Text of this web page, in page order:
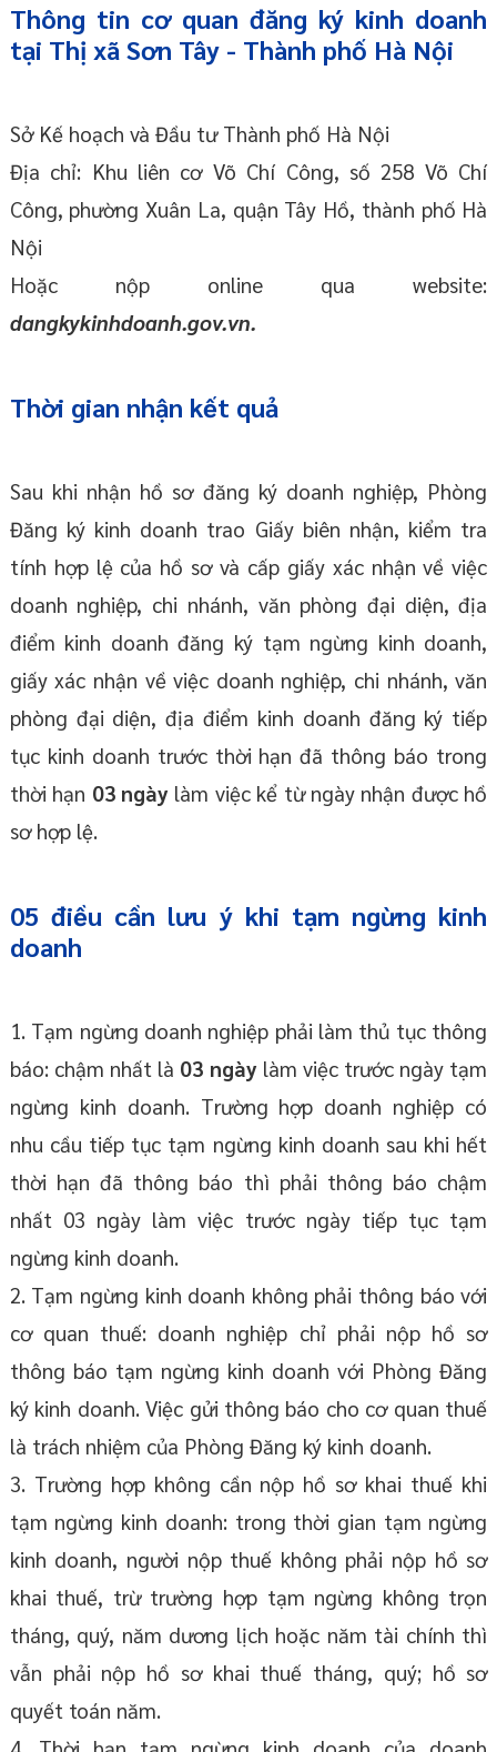
Thông tin cơ quan đăng ký kinh doanh
tại Thị xã Sơn Tây - Thành phố Hà Nội
Sở Kế hoạch và Đầu tư Thành phố Hà Nội
Địa chỉ: Khu liên cơ Võ Chí Công, số 258 Võ Chí
Công, phường Xuân La, quận Tây Hồ, thành phố Hà
Nội
Hoặc nộp online qua website:
dangkykinhdoanh.gov.vn.
Thời gian nhận kết quả
Sau khi nhận hồ sơ đăng ký doanh nghiệp, Phòng
Đăng ký kinh doanh trao Giấy biên nhận, kiểm tra
tính hợp lệ của hồ sơ và cấp giấy xác nhận về việc
doanh nghiệp, chi nhánh, văn phòng đại diện, địa
điểm kinh doanh đăng ký tạm ngừng kinh doanh,
giấy xác nhận về việc doanh nghiệp, chi nhánh, văn
phòng đại diện, địa điểm kinh doanh đăng ký tiếp
tục kinh doanh trước thời hạn đã thông báo trong
thời hạn 03 ngày làm việc kể từ ngày nhận được hồ
sơ hợp lệ.
05 điều cần lưu ý khi tạm ngừng kinh
doanh
1. Tạm ngừng doanh nghiệp phải làm thủ tục thông
báo: chậm nhất là 03 ngày làm việc trước ngày tạm
ngừng kinh doanh. Trường hợp doanh nghiệp có
nhu cầu tiếp tục tạm ngừng kinh doanh sau khi hết
thời hạn đã thông báo thì phải thông báo chậm
nhất 03 ngày làm việc trước ngày tiếp tục tạm
ngừng kinh doanh.
2. Tạm ngừng kinh doanh không phải thông báo với
cơ quan thuế: doanh nghiệp chỉ phải nộp hồ sơ
thông báo tạm ngừng kinh doanh với Phòng Đăng
ký kinh doanh. Việc gửi thông báo cho cơ quan thuế
là trách nhiệm của Phòng Đăng ký kinh doanh.
3. Trường hợp không cần nộp hồ sơ khai thuế khi
tạm ngừng kinh doanh: trong thời gian tạm ngừng
kinh doanh, người nộp thuế không phải nộp hồ sơ
khai thuế, trừ trường hợp tạm ngừng không trọn
tháng, quý, năm dương lịch hoặc năm tài chính thì
vẫn phải nộp hồ sơ khai thuế tháng, quý; hồ sơ
quyết toán năm.